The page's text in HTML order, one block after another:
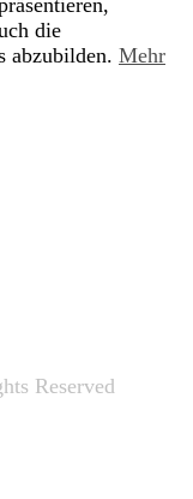
die
abzubilden. Mehr
Reserved